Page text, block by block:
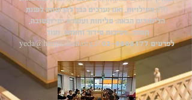
(!!!) פעילויות, ואנו נערכים כבר להרשמה לשנת
הלימודים הבאה: סליחות ועשרת ימי תשובה,
חנוכה, מסיבות סידור וחומש, ועוד.
לפרטים 02-9666177 yeda@hamikdash.org.il